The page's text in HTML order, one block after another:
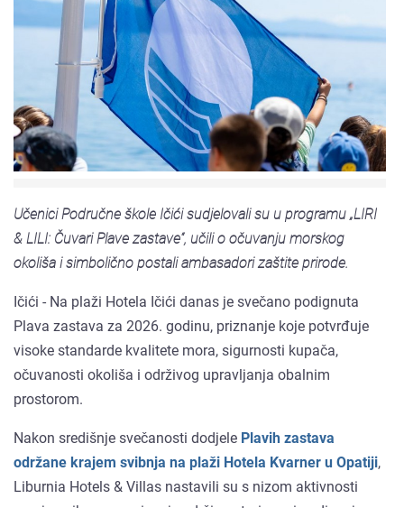
Učenici Područne škole Ičići sudjelovali su u programu „LIRI
& LILI: Čuvari Plave zastave“, učili o očuvanju morskog
okoliša i simbolično postali ambasadori zaštite prirode.
Ičići - Na plaži Hotela Ičići danas je svečano podignuta
Plava zastava za 2026. godinu, priznanje koje potvrđuje
visoke standarde kvalitete mora, sigurnosti kupača,
očuvanosti okoliša i održivog upravljanja obalnim
prostorom.
Nakon središnje svečanosti dodjele Plavih zastava
održane krajem svibnja na plaži Hotela Kvarner u Opatiji,
Liburnia Hotels & Villas nastavili su s nizom aktivnosti